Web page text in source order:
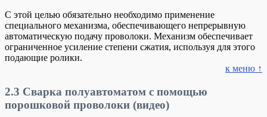
С этой целью обязательно необходимо применение
специального механизма, обеспечивающего непрерывную
автоматическую подачу проволоки. Механизм обеспечивает
ограниченное усиление степени сжатия, используя для этого
подающие ролики.
к меню ↑
2.3 Сварка полуавтоматом с помощью
порошковой проволоки (видео)